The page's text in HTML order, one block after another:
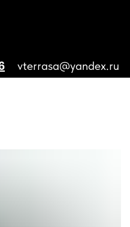
vterrasa@yandex.ru